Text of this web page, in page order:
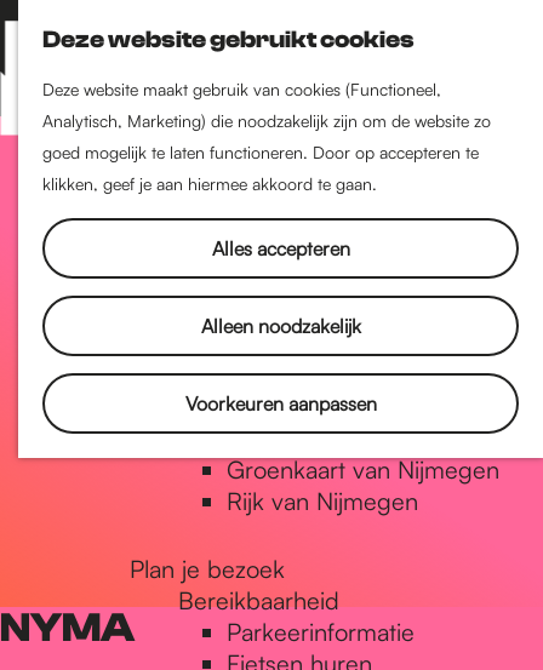
Deze website gebruikt cookies
Deze website maakt gebruik van cookies (Functioneel,
Analytisch, Marketing) die noodzakelijk zijn om de website zo
goed mogelijk te laten functioneren. Door op accepteren te
klikken, geef je aan hiermee akkoord te gaan.
Alles accepteren
Alleen noodzakelijk
Voorkeuren aanpassen
Z
o
e
k
e
K
a
a
r
t
M
e
n
Nijmegen-Nieuw-West
Nijmegen-Oud-West
Dukenburg
Lindenholt
Historie
De oudste stad van
Nederland
Historische tijdlijn
Romeinse Limes
Vrede van Nijmegen Penning
Natuur in Nijmegen
Groenkaart van Nijmegen
Rijk van Nijmegen
Plan je bezoek
Bereikbaarheid
Parkeerinformatie
Fietsen huren
NYMA